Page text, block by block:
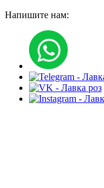
Напишите нам: